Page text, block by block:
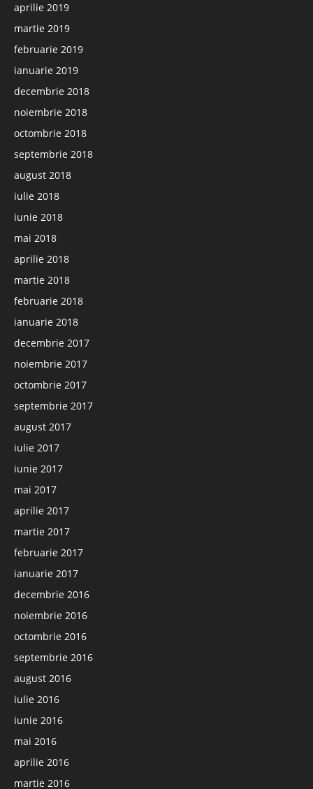
aprilie 2019
martie 2019
februarie 2019
ianuarie 2019
decembrie 2018
noiembrie 2018
octombrie 2018
septembrie 2018
august 2018
iulie 2018
iunie 2018
mai 2018
aprilie 2018
martie 2018
februarie 2018
ianuarie 2018
decembrie 2017
noiembrie 2017
octombrie 2017
septembrie 2017
august 2017
iulie 2017
iunie 2017
mai 2017
aprilie 2017
martie 2017
februarie 2017
ianuarie 2017
decembrie 2016
noiembrie 2016
octombrie 2016
septembrie 2016
august 2016
iulie 2016
iunie 2016
mai 2016
aprilie 2016
martie 2016